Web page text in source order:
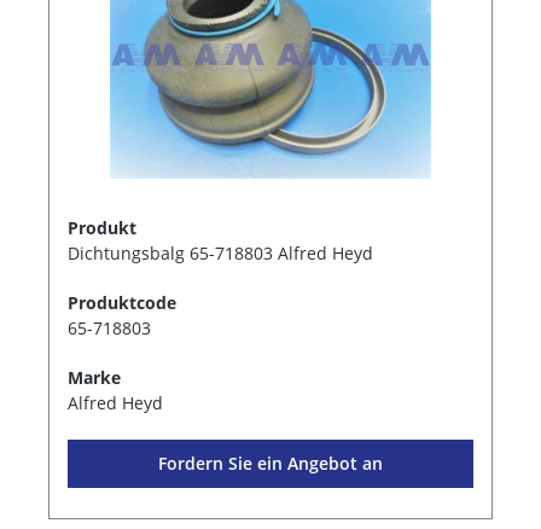
Produkt
Dichtungsbalg 65-718803 Alfred Heyd
Produktcode
65-718803
Marke
Alfred Heyd
Fordern Sie ein Angebot an